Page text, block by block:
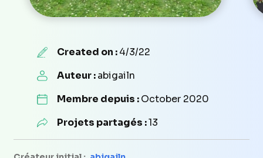
Created on :4/3/22
Auteur :abigailn
Membre depuis :October 2020
Projets partagés :13